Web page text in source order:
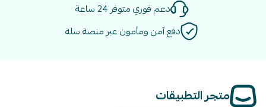
دعم فوري متوفر 24 ساعة
دفع آمن ومأمون عبر منصة سلة
متجر التطبيقات